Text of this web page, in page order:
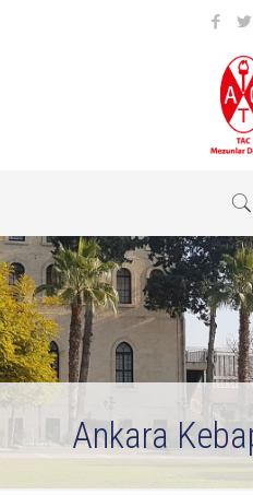
Ankara